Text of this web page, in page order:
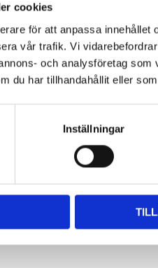
cookies
för att anpassa
vår trafik. Vi
och analysföretag
du har tillhandahållit eller
Inställningar